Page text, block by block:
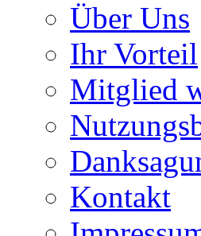
Über Uns
Ihr Vorteil
Mitglied
Kontakt